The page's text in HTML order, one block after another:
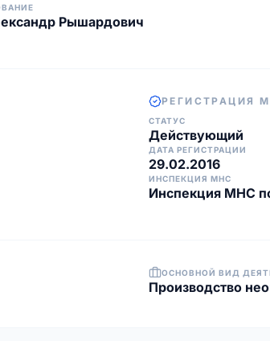
Рышардович
РЕГИСТРАЦИЯ
СТАТУС
Действующий
ДАТА РЕГИСТРАЦИИ
29.02.2016
ИНСПЕКЦИЯ МНС
Инспекция МНС
ОСНОВНОЙ ВИД
Производство